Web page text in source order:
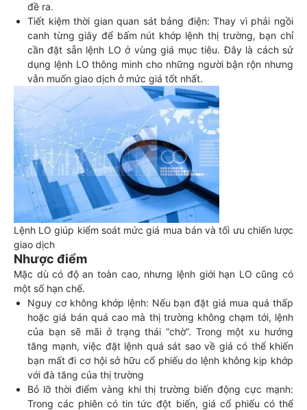
đề ra.
Tiết kiệm thời gian quan sát bảng điện: Thay vì phải ngồi
canh từng giây để bấm nút khớp lệnh thị trường, bạn chỉ
cần đặt sẵn lệnh LO ở vùng giá mục tiêu. Đây là cách sử
dụng lệnh LO thông minh cho những người bận rộn nhưng
vẫn muốn giao dịch ở mức giá tốt nhất.
Lệnh LO giúp kiểm soát mức giá mua bán và tối ưu chiến lược
giao dịch
Nhược điểm
Mặc dù có độ an toàn cao, nhưng lệnh giới hạn LO cũng có
một số hạn chế.
Nguy cơ không khớp lệnh: Nếu bạn đặt giá mua quá thấp
hoặc giá bán quá cao mà thị trường không chạm tới, lệnh
của bạn sẽ mãi ở trạng thái “chờ”. Trong một xu hướng
tăng mạnh, việc đặt lệnh quá sát sao về giá có thể khiến
bạn mất đi cơ hội sở hữu cổ phiếu do lệnh không kịp khớp
với đà tăng của thị trường
Bỏ lỡ thời điểm vàng khi thị trường biến động cực mạnh:
Trong các phiên có tin tức đột biến, giá cổ phiếu có thể